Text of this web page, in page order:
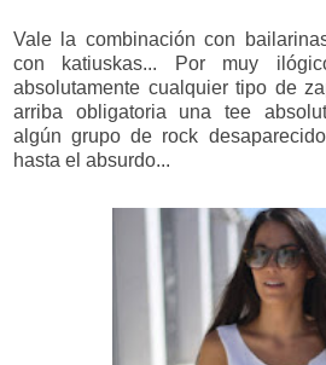
Vale la combinación con
con katiuskas... Por muy
absolutamente cualquier tipo de
arriba obligatoria una tee
algún grupo de rock
hasta el absurdo...